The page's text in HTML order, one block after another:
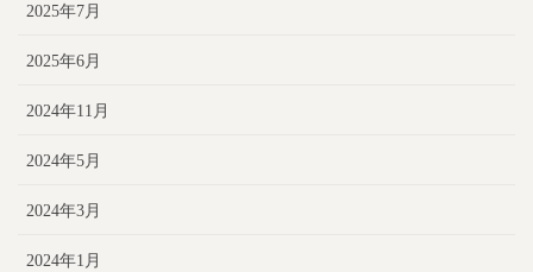
2025年7月
2025年6月
2024年11月
2024年5月
2024年3月
2024年1月